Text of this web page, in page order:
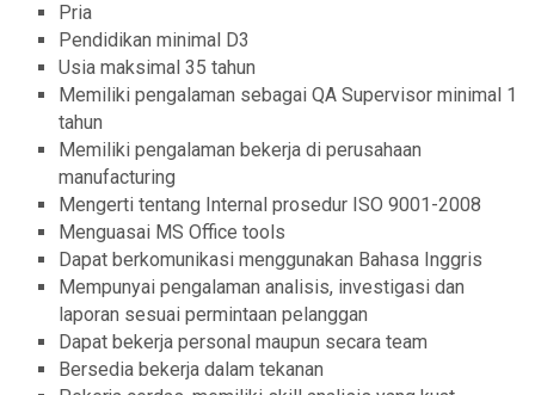
Pria
Pendidikan minimal D3
Usia maksimal 35 tahun
Memiliki pengalaman sebagai QA Supervisor minimal 1
tahun
Memiliki pengalaman bekerja di perusahaan
manufacturing
Mengerti tentang Internal prosedur ISO 9001-2008
Menguasai MS Office tools
Dapat berkomunikasi menggunakan Bahasa Inggris
Mempunyai pengalaman analisis, investigasi dan
laporan sesuai permintaan pelanggan
Dapat bekerja personal maupun secara team
Bersedia bekerja dalam tekanan